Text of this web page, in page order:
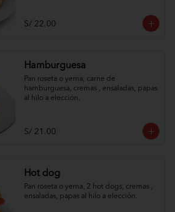
S/ 22.00
Hamburguesa
Pan roseta o yema, carne de
hamburguesa, cremas , ensaladas, papas
al hilo a elección.
S/ 21.00
Hot dog
Pan roseta o yema, 2 hot dogs, cremas ,
ensaladas, papas al hilo a elección.